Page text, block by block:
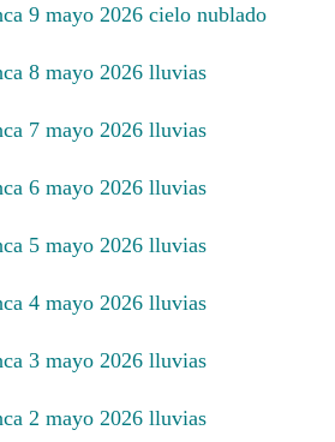
9 mayo 2026 cielo nublado
8 mayo 2026 lluvias
7 mayo 2026 lluvias
6 mayo 2026 lluvias
5 mayo 2026 lluvias
4 mayo 2026 lluvias
3 mayo 2026 lluvias
2 mayo 2026 lluvias